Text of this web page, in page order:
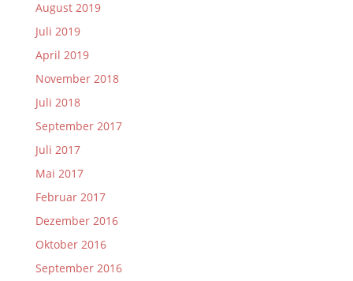
August 2019
Juli 2019
April 2019
November 2018
Juli 2018
September 2017
Juli 2017
Mai 2017
Februar 2017
Dezember 2016
Oktober 2016
September 2016